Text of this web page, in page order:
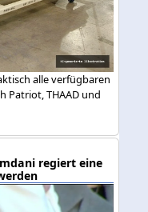
alle verfügbaren
Patriot, THAAD und
regiert eine